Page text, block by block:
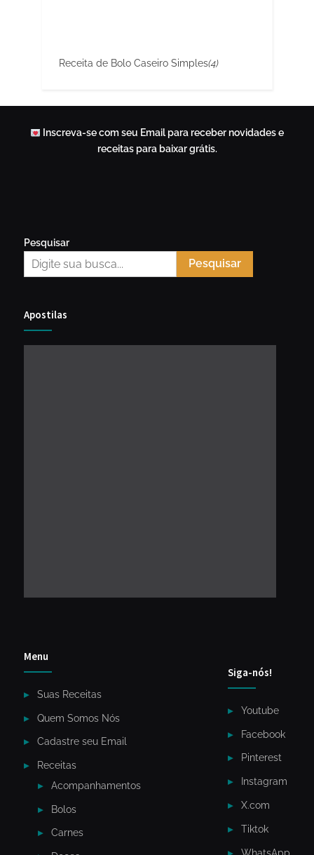
Receita de Bolo Caseiro Simples(4)
Inscreva-se com seu Email para receber novidades e
receitas para baixar grátis.
Pesquisar
Pesquisar
Apostilas
Menu
Suas Receitas
Quem Somos Nós
Cadastre seu Email
Receitas
Acompanhamentos
Bolos
Carnes
Siga-nós!
Youtube
Facebook
Pinterest
Instagram
X.com
Tiktok